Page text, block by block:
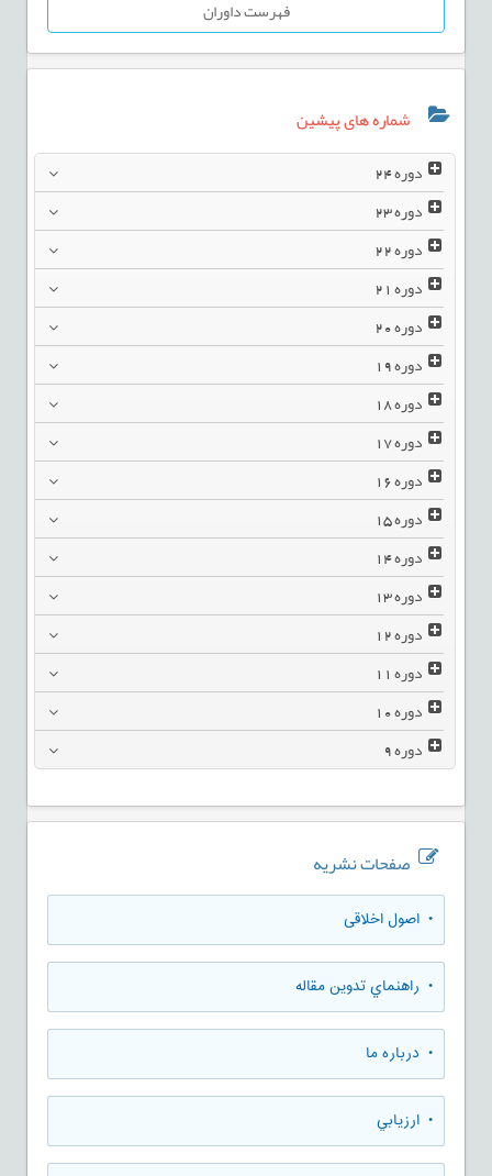
فهرست داوران
شماره های پیشین
دوره24
دوره23
دوره22
دوره21
دوره20
دوره19
دوره18
دوره17
دوره16
دوره15
دوره14
دوره13
دوره12
دوره11
دوره10
دوره9
صفحات نشریه
• اصول اخلاقی
• راهنماي تدوين مقاله
• درباره ما
• ارزيابي